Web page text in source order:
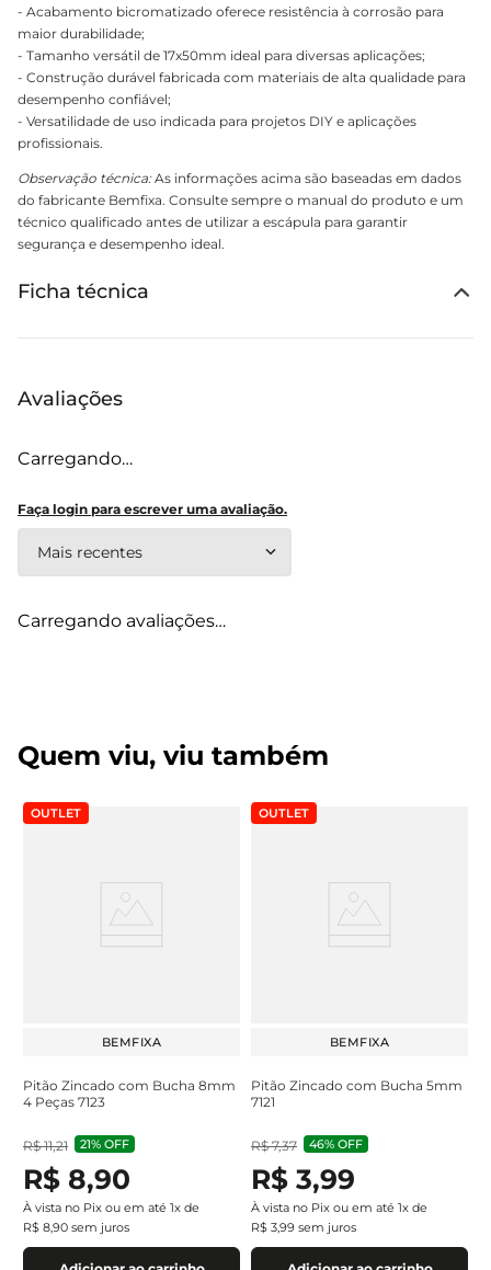
- Acabamento bicromatizado oferece resistência à corrosão para
maior durabilidade;
- Tamanho versátil de 17x50mm ideal para diversas aplicações;
- Construção durável fabricada com materiais de alta qualidade para
desempenho confiável;
- Versatilidade de uso indicada para projetos DIY e aplicações
profissionais.
Observação técnica:As informações acima são baseadas em dados
do fabricante Bemfixa. Consulte sempre o manual do produto e um
técnico qualificado antes de utilizar a escápula para garantir
segurança e desempenho ideal.
Ficha técnica
Avaliações
Carregando…
Faça login para escrever uma avaliação.
Mais recentes
Carregando avaliações…
Quem viu, viu também
OUTLET
BEMFIXA
Pitão Zincado com Bucha 8mm
4 Peças 7123
R$ 11,21 21% OFF
R$ 8,90
À vista no Pix ou em até 1x de
R$ 8,90 sem juros
OUTLET
BEMFIXA
Pitão Zincado com Bucha 5mm
7121
R$ 7,37 46% OFF
R$ 3,99
À vista no Pix ou em até 1x de
R$ 3,99 sem juros